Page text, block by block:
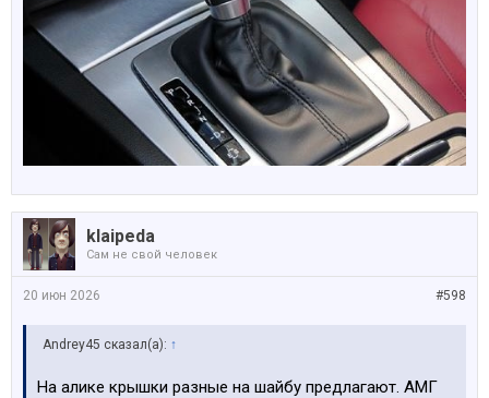
klaipeda
Сам не свой человек
#598
20 июн 2026
Andrey45 сказал(а): ↑
На алике крышки разные на шайбу предлагают. АМГ